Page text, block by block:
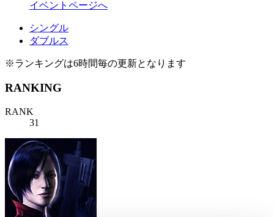
イベントページへ
シングル
ダブルス
※ランキングは6時間毎の更新となります
RANKING
RANK
31